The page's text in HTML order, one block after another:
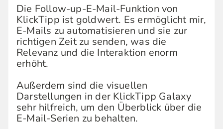
Die Follow-up-E-Mail-Funktion von
KlickTipp ist goldwert. Es ermöglicht mir,
E-Mails zu automatisieren und sie zur
richtigen Zeit zu senden, was die
Relevanz und die Interaktion enorm
erhöht.
Außerdem sind die visuellen
Darstellungen in der KlickTipp Galaxy
sehr hilfreich, um den Überblick über die
E-Mail-Serien zu behalten.